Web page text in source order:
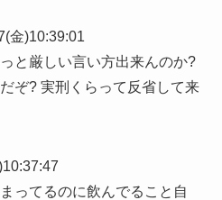
金)10:39:01
と厳しい言い方出来んのか?
ぞ? 実刑くらって反省して来
ってるのに飲んでること自